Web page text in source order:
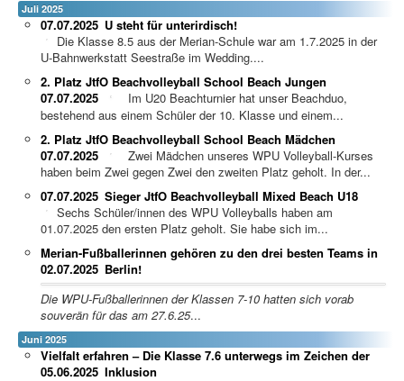
Juli 2025
U steht für unterirdisch!
07.07.2025
Die Klasse 8.5 aus der Merian-Schule war am 1.7.2025 in der
U-Bahnwerkstatt Seestraße im Wedding....
2. Platz JtfO Beachvolleyball School Beach Jungen
07.07.2025
Im U20 Beachturnier hat unser Beachduo,
bestehend aus einem Schüler der 10. Klasse und einem...
2. Platz JtfO Beachvolleyball School Beach Mädchen
07.07.2025
Zwei Mädchen unseres WPU Volleyball-Kurses
haben beim Zwei gegen Zwei den zweiten Platz geholt. In der...
Sieger JtfO Beachvolleyball Mixed Beach U18
07.07.2025
Sechs Schüler/innen des WPU Volleyballs haben am
01.07.2025 den ersten Platz geholt. Sie habe sich im...
Merian-Fußballerinnen gehören zu den drei besten Teams in
Berlin!
02.07.2025
Die WPU-Fußballerinnen der Klassen 7-10 hatten sich vorab
souverän für das am 27.6.25...
Juni 2025
Vielfalt erfahren – Die Klasse 7.6 unterwegs im Zeichen der
Inklusion
05.06.2025